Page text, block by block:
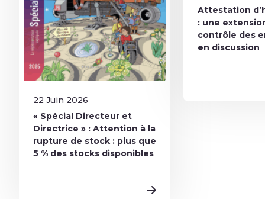
22 Juin 2026
« Spécial Directeur et
Directrice » : Attention à la
rupture de stock : plus que
5 % des stocks disponibles
Attestation
: une
contrôle des
en discussion